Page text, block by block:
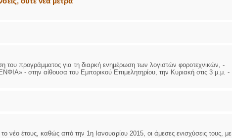
του προγράμματος για τη διαρκή ενημέρωση των λογιστών φοροτεχνικών, -
- στην αίθουσα του Εμπορικού Επιμελητηρίου, την Κυριακή στις 3 μ.μ. -
νέο έτους, καθώς από την 1η Ιανουαρίου 2015, οι άμεσες ενισχύσεις τους, με